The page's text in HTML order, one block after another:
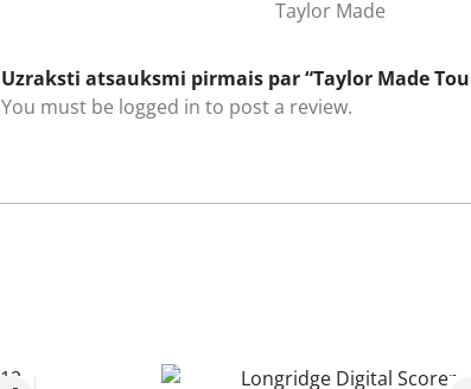
Taylor Made
Uzraksti atsauksmi pirmais par “Taylor Made
You must be logged in to post a review.